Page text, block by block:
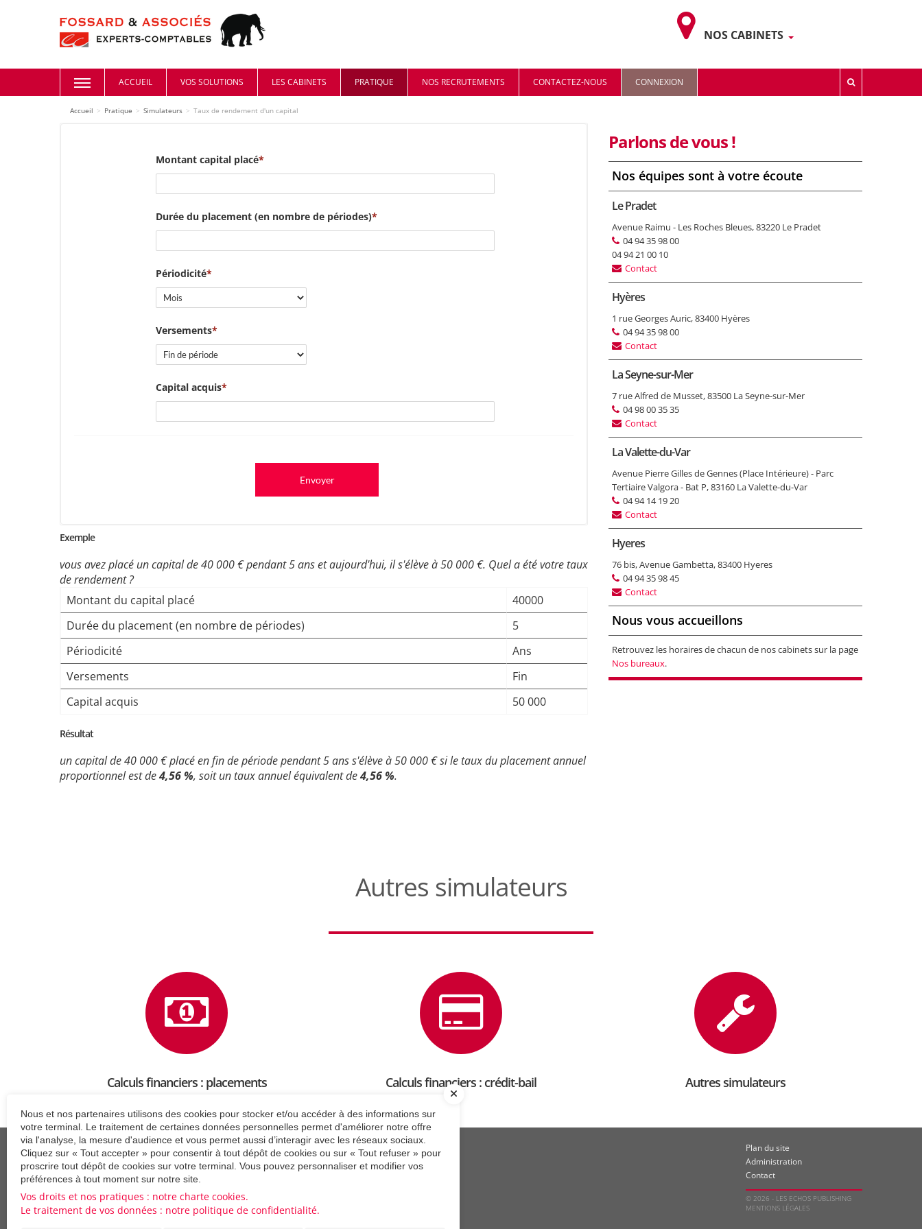
NOS CABINETS
ACCUEIL VOS SOLUTIONS LES CABINETS PRATIQUE NOS RECRUTEMENTS CONTACTEZ-NOUS CONNEXION
Accueil > Pratique > Simulateurs > Taux de rendement d'un capital
Montant capital placé
Durée du placement (en nombre de périodes)
Périodicité
Versements
Capital acquis
Envoyer
Exemple
vous avez placé un capital de 40 000 € pendant 5 ans et aujourd'hui, il s'élève à 50 000 €. Quel a été votre taux
de rendement ?
Montant du capital placé
40000
Durée du placement (en nombre de périodes)
5
Périodicité
Ans
Versements
Fin
Capital acquis
50 000
Résultat
un capital de 40 000 € placé en fin de période pendant 5 ans s'élève à 50 000 € si le taux du placement annuel
proportionnel est de4,56 %, soit un taux annuel équivalent de4,56 %.
Parlons de vous !
Nos équipes sont à votre écoute
Le Pradet
Avenue Raimu - Les Roches Bleues, 83220 Le Pradet
04 94 35 98 00
04 94 21 00 10
Contact
Hyères
1 rue Georges Auric, 83400 Hyères
04 94 35 98 00
Contact
La Seyne-sur-Mer
7 rue Alfred de Musset, 83500 La Seyne-sur-Mer
04 98 00 35 35
Contact
La Valette-du-Var
Avenue Pierre Gilles de Gennes (Place Intérieure) - Parc
Tertiaire Valgora - Bat P, 83160 La Valette-du-Var
04 94 14 19 20
Contact
Hyeres
76 bis, Avenue Gambetta, 83400 Hyeres
04 94 35 98 45
Contact
Nous vous accueillons
Retrouvez les horaires de chacun de nos cabinets sur la page
Nos bureaux.
Autres simulateurs
Calculs financiers : placements Calculs financiers : crédit-bail Autres simulateurs
La qualité et l'accueil d'un cabinet de proximité, la puissance logistique d'un groupe.
Plan du site
Administration
Contact
© 2026 - LES ECHOS PUBLISHING
MENTIONS LÉGALES
Nous et nos partenaires utilisons des cookies pour stocker et/ou accéder à des informations sur
votre terminal. Le traitement de certaines données personnelles permet d'améliorer notre offre
via l'analyse, la mesure d'audience et vous permet aussi d’interagir avec les réseaux sociaux.
Cliquez sur « Tout accepter » pour consentir à tout dépôt de cookies ou sur « Tout refuser » pour
proscrire tout dépôt de cookies sur votre terminal. Vous pouvez personnaliser et modifier vos
préférences à tout moment sur notre site.
Vos droits et nos pratiques : notre charte cookies.
Le traitement de vos données : notre politique de confidentialité.